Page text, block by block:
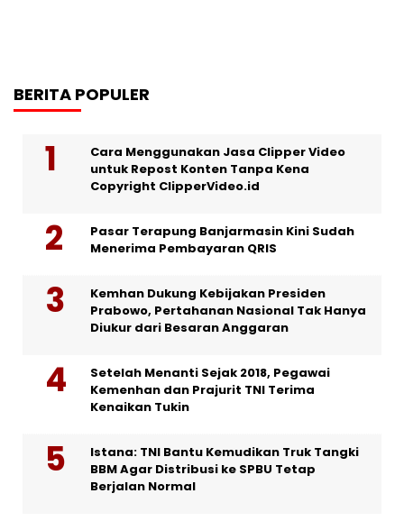
BERITA POPULER
Cara Menggunakan Jasa Clipper Video
untuk Repost Konten Tanpa Kena
Copyright ClipperVideo.id
Pasar Terapung Banjarmasin Kini Sudah
Menerima Pembayaran QRIS
Kemhan Dukung Kebijakan Presiden
Prabowo, Pertahanan Nasional Tak Hanya
Diukur dari Besaran Anggaran
Setelah Menanti Sejak 2018, Pegawai
Kemenhan dan Prajurit TNI Terima
Kenaikan Tukin
Istana: TNI Bantu Kemudikan Truk Tangki
BBM Agar Distribusi ke SPBU Tetap
Berjalan Normal